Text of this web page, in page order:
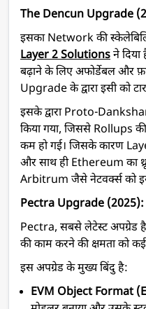
The Dencun Upgrade
इसका Network की
Layer 2 Solutionsने
बढ़ाने के लिए अफोर्डेबल और
Upgrade के द्वारा इसी को
इसके द्वारा Proto-
किया गया, जिससे Rollups
कम हो गई। जिसके कारण
और साथ ही Ethereum का
Arbitrum जैसे नेटवर्क्स को
Pectra Upgrade
Pectra, सबसे लेटेस्ट अपग्रेड
की काम करने की क्षमता को कई
इस अपग्रेड के मुख्य बिंदु है:
EVM Object Format